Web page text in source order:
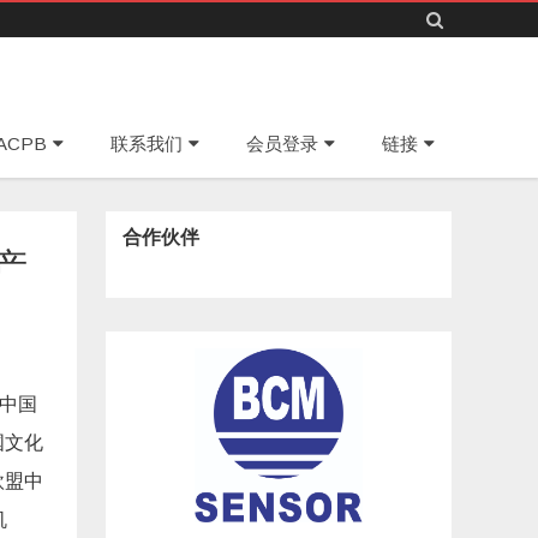
to
联系我们 会员登录 链接
国
文化
中
合作伙伴